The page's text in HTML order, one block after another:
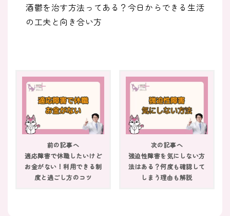
酒鬱を治す方法ってある？今日からできる生活
の工夫と向き合い方
セルフケア
2025/10/31 うつ病
うつ病の末期症状｜回復する方法や重度のセル
フチェックも紹介
2025/10/30 うつ病
前の記事へ
適応障害で休職したいけど
お金がない！利用できる制
度と過ごし方のコツ
次の記事へ
強迫性障害を気にしない方
法はある？何度も確認して
しまう理由も解説